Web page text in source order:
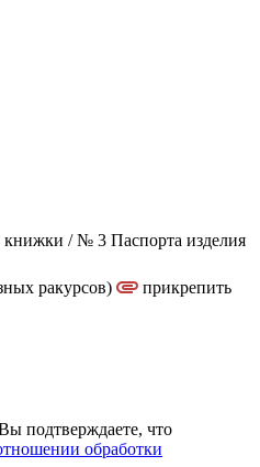
/ № 3 Паспорта изделия
ракурсов)
прикрепить
подтверждаете, что
обработки